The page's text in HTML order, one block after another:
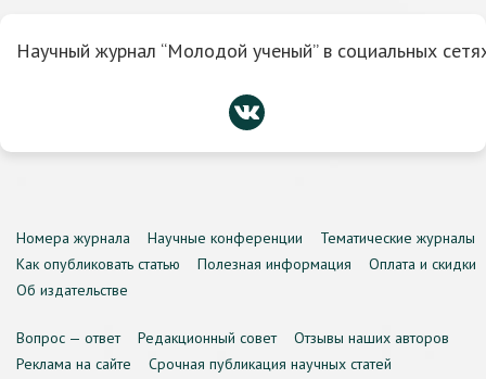
Научный журнал “Молодой ученый” в социальных
Номера журнала Научные конференции
Тематические журналы
Как опубликовать статью
Полезная информация
Оплата и скидки
Об издательстве
Вопрос — ответ Редакционный совет
Отзывы наших авторов
Реклама на сайте
Срочная публикация научных статей